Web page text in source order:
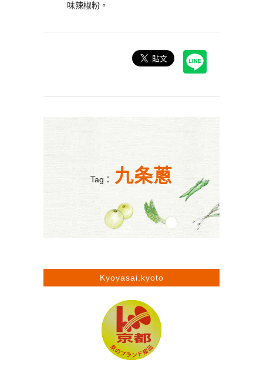
味辣椒粉。
Tag： 九条蔥
Kyoyasai.kyoto